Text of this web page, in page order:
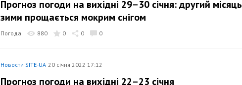
Прогноз погоди на вихідні 29–30 січня: другий місяць
зими прощається мокрим снігом
Погода 880 0 0 0
Новости SITE-UA 20 січня 2022 17:12
Прогноз погоди на вихідні 22–23 січня